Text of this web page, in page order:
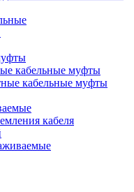
кабельные муфты
кабельные муфты
кабеля